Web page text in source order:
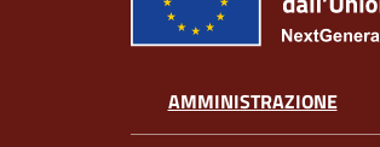
AMMINISTRAZIONE